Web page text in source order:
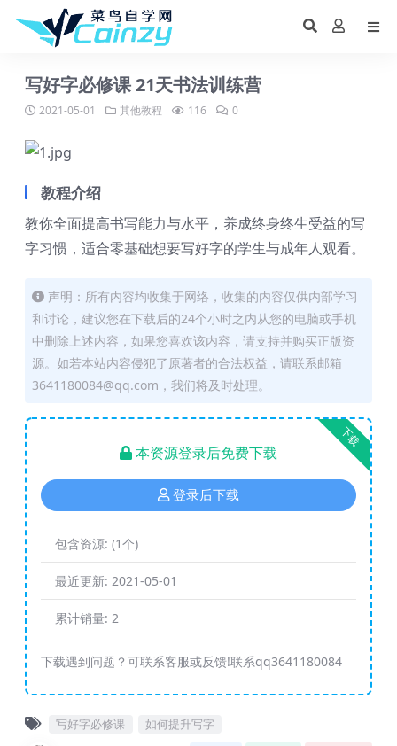
写好字必修课 21天书法训练营
2021-05-01 其他教程 116 0
教程介绍
教你全面提高书写能力与水平，养成终身终生受益的写
字习惯，适合零基础想要写好字的学生与成年人观看。
声明：所有内容均收集于网络，收集的内容仅供内部学习
和讨论，建议您在下载后的24个小时之内从您的电脑或手机
中删除上述内容，如果您喜欢该内容，请支持并购买正版资
源。如若本站内容侵犯了原著者的合法权益，请联系邮箱
3641180084@qq.com，我们将及时处理。
下载
本资源登录后免费下载
登录后下载
包含资源: (1个)
最近更新: 2021-05-01
累计销量: 2
下载遇到问题？可联系客服或反馈!联系qq3641180084
写好字必修课 如何提升写字